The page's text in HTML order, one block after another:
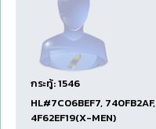
กระทู้: 1546
HL#7C06BEF7, 740FB2AF,
4F62EF19(X-MEN)